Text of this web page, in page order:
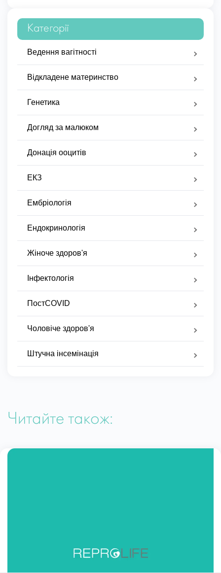
Категорії
Ведення вагітності
Відкладене материнство
Генетика
Догляд за малюком
Донація ооцитів
ЕКЗ
Ембріологія
Ендокринологія
Жіноче здоров'я
Інфектологія
ПостCOVID
Чоловіче здоров'я
Штучна інсемінація
Читайте також: